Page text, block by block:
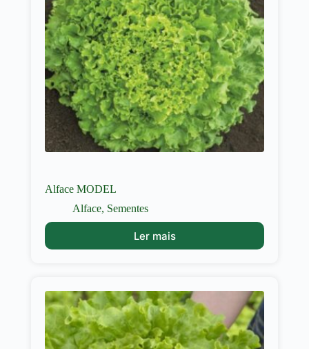
Alface MODEL
Alface, Sementes
Ler mais